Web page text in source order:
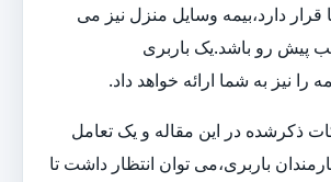
دارد،بیمه وسایل منزل نیز می
پیش رو باشد.یک باربری
را نیز به شما ارائه خواهد داد.
ذکرشده در این مقاله و یک تعامل
باربری،می توان انتظار داشت تا